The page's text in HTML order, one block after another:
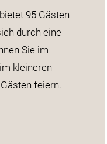
bietet 95 Gästen
durch eine
Sie im
kleineren
feiern.